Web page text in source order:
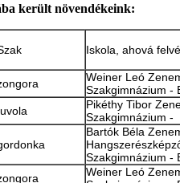
került növendékeink:
Iskola, ahová
Weiner Leó
Szakgimnázium -
Pikéthy Tibor
Szakgimnázium -
Bartók Béla
Szakgimnázium -
Weiner Leó